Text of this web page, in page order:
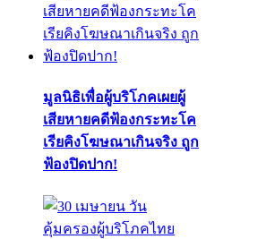
มูลนิธิเพื่อผู้บริโภคเผยผู้
เสียหายคดีฟ้องกระทะโค
เรียคิงโฆษณาเกินจริง ถูก
ฟ้องปิดปาก!